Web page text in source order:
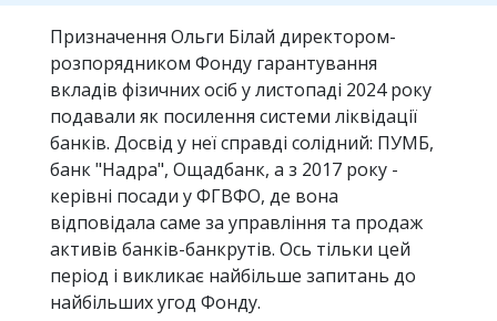
Призначення Ольги Білай директором-
розпорядником Фонду гарантування
вкладів фізичних осіб у листопаді 2024 року
подавали як посилення системи ліквідації
банків. Досвід у неї справді солідний: ПУМБ,
банк "Надра", Ощадбанк, а з 2017 року -
керівні посади у ФГВФО, де вона
відповідала саме за управління та продаж
активів банків-банкрутів. Ось тільки цей
період і викликає найбільше запитань до
найбільших угод Фонду.